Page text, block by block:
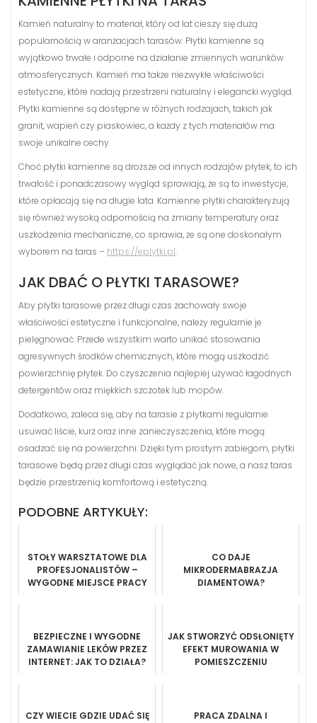
Kamień naturalny to materiał, który od lat cieszy się dużą
popularnością w aranżacjach tarasów. Płytki kamienne są
wyjątkowo trwałe i odporne na działanie zmiennych warunków
atmosferycznych. Kamień ma także niezwykłe właściwości
estetyczne, które nadają przestrzeni naturalny i elegancki wygląd.
Płytki kamienne są dostępne w różnych rodzajach, takich jak
granit, wapień czy piaskowiec, a każdy z tych materiałów ma
swoje unikalne cechy.
Choć płytki kamienne są droższe od innych rodzajów płytek, to ich
trwałość i ponadczasowy wygląd sprawiają, że są to inwestycje,
które opłacają się na długie lata. Kamienne płytki charakteryzują
się również wysoką odpornością na zmiany temperatury oraz
uszkodzenia mechaniczne, co sprawia, że są one doskonałym
wyborem na taras – https://eplytki.pl.
JAK DBAĆ O PŁYTKI TARASOWE?
Aby płytki tarasowe przez długi czas zachowały swoje
właściwości estetyczne i funkcjonalne, należy regularnie je
pielęgnować. Przede wszystkim warto unikać stosowania
agresywnych środków chemicznych, które mogą uszkodzić
powierzchnię płytek. Do czyszczenia najlepiej używać łagodnych
detergentów oraz miękkich szczotek lub mopów.
Dodatkowo, zaleca się, aby na tarasie z płytkami regularnie
usuwać liście, kurz oraz inne zanieczyszczenia, które mogą
osadzać się na powierzchni. Dzięki tym prostym zabiegom, płytki
tarasowe będą przez długi czas wyglądać jak nowe, a nasz taras
będzie przestrzenią komfortową i estetyczną.
PODOBNE ARTYKUŁY:
STOŁY WARSZTATOWE DLA
PROFESJONALISTÓW –
WYGODNE MIEJSCE PRACY
CO DAJE
MIKRODERMABRAZJA
DIAMENTOWA?
BEZPIECZNE I WYGODNE
ZAMAWIANIE LEKÓW PRZEZ
INTERNET: JAK TO DZIAŁA?
JAK STWORZYĆ ODSŁONIĘTY
EFEKT MUROWANIA W
POMIESZCZENIU
CZY WIECIE GDZIE UDAĆ SIĘ
PRACA ZDALNA I